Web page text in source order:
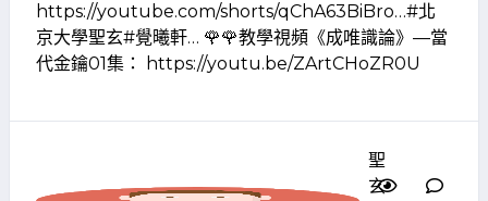
https://youtube.com/shorts/qChA63BiBro…#北
京大學聖玄#覺曦軒… 🌹🌹教學視頻《成唯識論》—當
代金鑰01集： https://youtu.be/ZArtCHoZR0U
聖
玄